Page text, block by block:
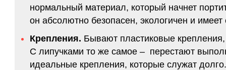
нормальный материал, который начнет
он абсолютно безопасен, экологичен и
Крепления. Бывают пластиковые
С липучками то же самое – перестают
идеальные крепления, которые служат